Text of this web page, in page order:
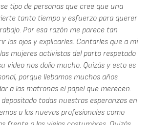
tipo de personas que cree que una
tanto tiempo y esfuerzo para querer
Por esa razón me parece tan
los ojos y explicarles. Contarles que a mi
mujeres activistas del parto respetado
video nos dolio mucho. Quizás y esto es
porque llebamos muchos años
a las matronas el papel que merecen.
todas nuestras esperanzas en
a las nuevas profesionales como